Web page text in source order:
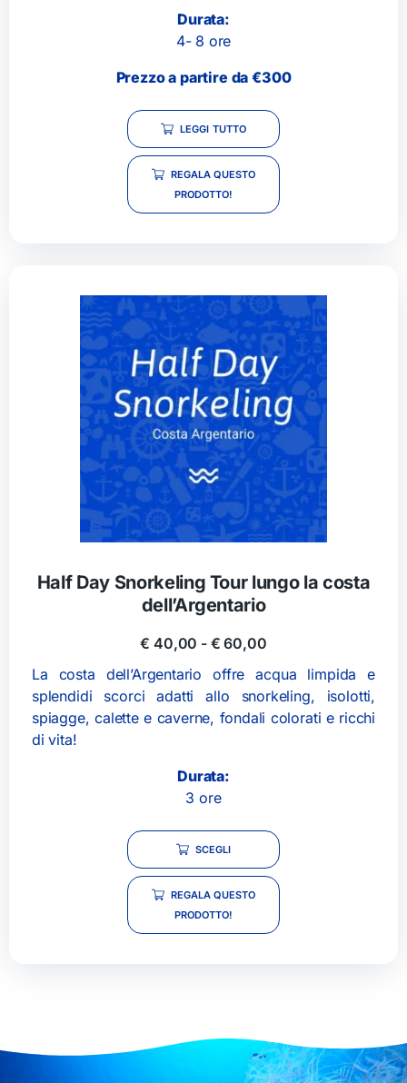
Durata:
4- 8 ore
Prezzo a partire da €300
LEGGI TUTTO
REGALA QUESTO
PRODOTTO!
Half Day Snorkeling Tour lungo la costa
dell’Argentario
€ 40,00 - € 60,00
La costa dell’Argentario offre acqua limpida e
splendidi scorci adatti allo snorkeling, isolotti,
spiagge, calette e caverne, fondali colorati e ricchi
di vita!
Durata:
3 ore
SCEGLI
REGALA QUESTO
PRODOTTO!